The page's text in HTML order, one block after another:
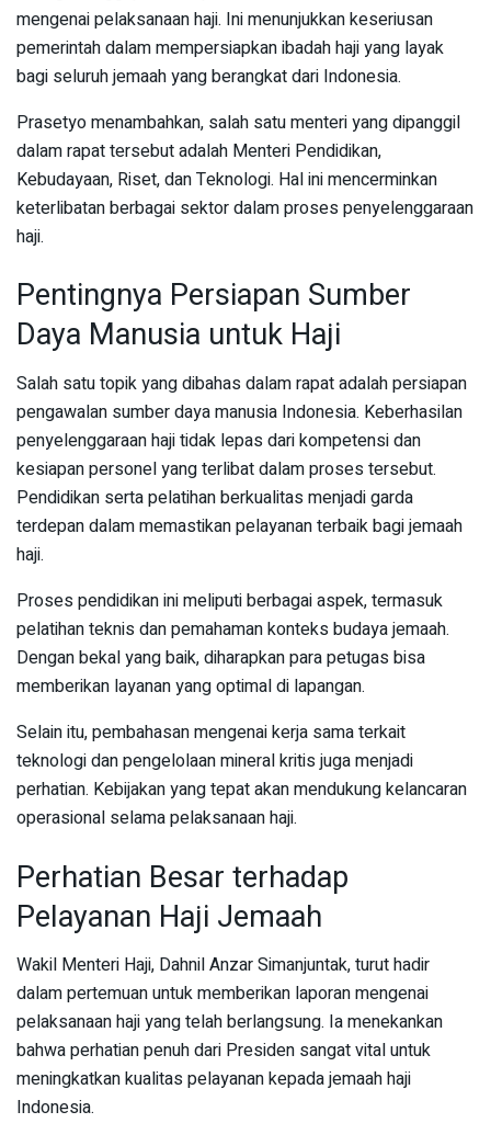
mengenai pelaksanaan haji. Ini menunjukkan keseriusan
pemerintah dalam mempersiapkan ibadah haji yang layak
bagi seluruh jemaah yang berangkat dari Indonesia.
Prasetyo menambahkan, salah satu menteri yang dipanggil
dalam rapat tersebut adalah Menteri Pendidikan,
Kebudayaan, Riset, dan Teknologi. Hal ini mencerminkan
keterlibatan berbagai sektor dalam proses penyelenggaraan
haji.
Pentingnya Persiapan Sumber
Daya Manusia untuk Haji
Salah satu topik yang dibahas dalam rapat adalah persiapan
pengawalan sumber daya manusia Indonesia. Keberhasilan
penyelenggaraan haji tidak lepas dari kompetensi dan
kesiapan personel yang terlibat dalam proses tersebut.
Pendidikan serta pelatihan berkualitas menjadi garda
terdepan dalam memastikan pelayanan terbaik bagi jemaah
haji.
Proses pendidikan ini meliputi berbagai aspek, termasuk
pelatihan teknis dan pemahaman konteks budaya jemaah.
Dengan bekal yang baik, diharapkan para petugas bisa
memberikan layanan yang optimal di lapangan.
Selain itu, pembahasan mengenai kerja sama terkait
teknologi dan pengelolaan mineral kritis juga menjadi
perhatian. Kebijakan yang tepat akan mendukung kelancaran
operasional selama pelaksanaan haji.
Perhatian Besar terhadap
Pelayanan Haji Jemaah
Wakil Menteri Haji, Dahnil Anzar Simanjuntak, turut hadir
dalam pertemuan untuk memberikan laporan mengenai
pelaksanaan haji yang telah berlangsung. Ia menekankan
bahwa perhatian penuh dari Presiden sangat vital untuk
meningkatkan kualitas pelayanan kepada jemaah haji
Indonesia.